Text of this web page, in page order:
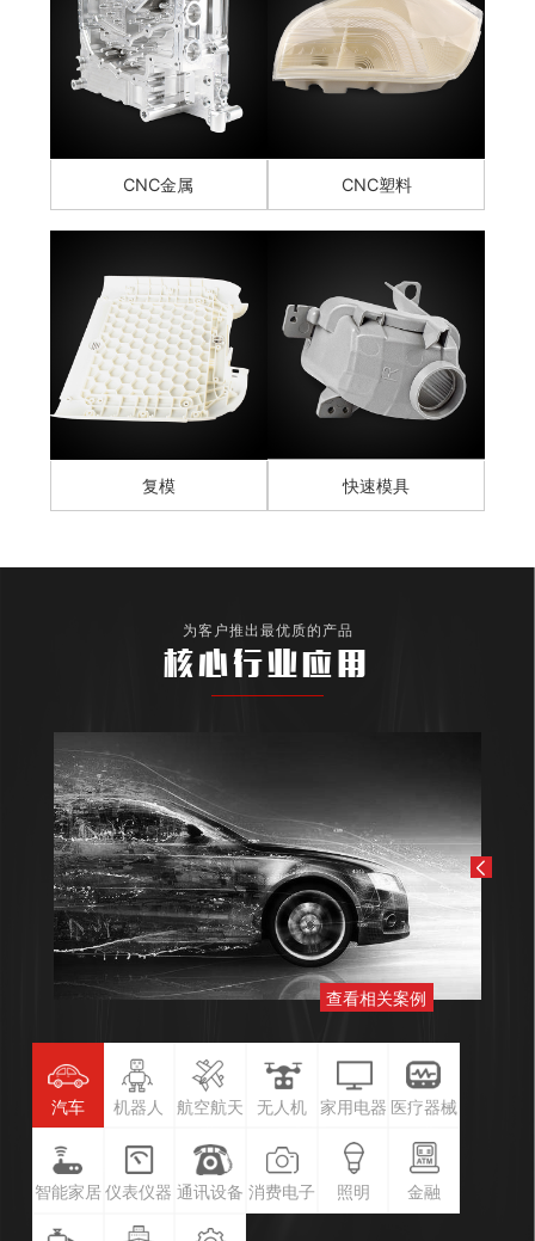
CNC金属 CNC塑料
复模 快速模具
为客户推出最优质的产品
核心行业应用
查看相关案例
汽车 机器人 航空航天 无人机 家用电器 医疗器械
智能家居 仪表仪器 通讯设备 消费电子 照明 金融